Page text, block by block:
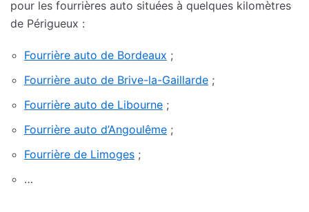
pour les fourrières auto situées à quelques kilomètres
de Périgueux :
Fourrière auto de Bordeaux ;
Fourrière auto de Brive-la-Gaillarde ;
Fourrière auto de Libourne ;
Fourrière auto d’Angoulême ;
Fourrière de Limoges ;
…